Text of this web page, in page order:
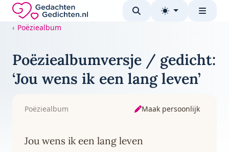
Direct naar de inhoud
Gedachten-Gedichten.nl — naar de homepage
Poëziealbum
Poëziealbumversje / gedicht:
‘Jou wens ik een lang leven’
Poëziealbum Maak persoonlijk
Jou wens ik een lang leven